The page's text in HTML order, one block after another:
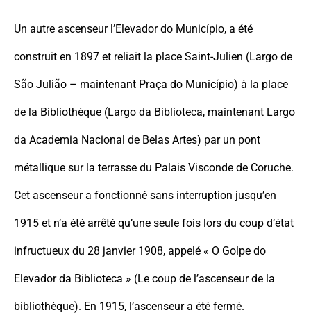
Un autre ascenseur l’Elevador do Município, a été
construit en 1897 et reliait la place Saint-Julien (Largo de
São Julião – maintenant Praça do Município) à la place
de la Bibliothèque (Largo da Biblioteca, maintenant Largo
da Academia Nacional de Belas Artes) par un pont
métallique sur la terrasse du Palais Visconde de Coruche.
Cet ascenseur a fonctionné sans interruption jusqu’en
1915 et n’a été arrêté qu’une seule fois lors du coup d’état
infructueux du 28 janvier 1908, appelé « O Golpe do
Elevador da Biblioteca » (Le coup de l’ascenseur de la
bibliothèque). En 1915, l’ascenseur a été fermé.